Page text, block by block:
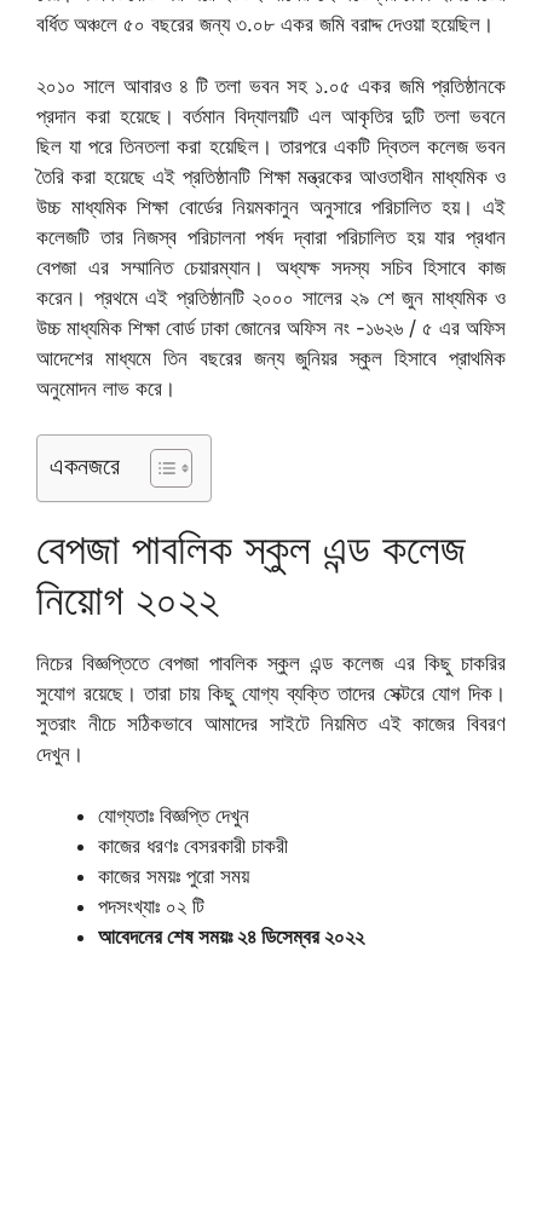
বর্ধিত অঞ্চলে ৫০ বছরের জন্য ৩.০৮ একর জমি বরাদ্দ দেওয়া হয়েছিল।
২০১০ সালে আবারও ৪ টি তলা ভবন সহ ১.০৫ একর জমি প্রতিষ্ঠানকে
প্রদান করা হয়েছে। বর্তমান বিদ্যালয়টি এল আকৃতির দুটি তলা ভবনে
ছিল যা পরে তিনতলা করা হয়েছিল। তারপরে একটি দ্বিতল কলেজ ভবন
তৈরি করা হয়েছে এই প্রতিষ্ঠানটি শিক্ষা মন্ত্রকের আওতাধীন মাধ্যমিক ও
উচ্চ মাধ্যমিক শিক্ষা বোর্ডের নিয়মকানুন অনুসারে পরিচালিত হয়। এই
কলেজটি তার নিজস্ব পরিচালনা পর্ষদ দ্বারা পরিচালিত হয় যার প্রধান
বেপজা এর সম্মানিত চেয়ারম্যান। অধ্যক্ষ সদস্য সচিব হিসাবে কাজ
করেন। প্রথমে এই প্রতিষ্ঠানটি ২০০০ সালের ২৯ শে জুন মাধ্যমিক ও
উচ্চ মাধ্যমিক শিক্ষা বোর্ড ঢাকা জোনের অফিস নং -১৬২৬ / ৫ এর অফিস
আদেশের মাধ্যমে তিন বছরের জন্য জুনিয়র স্কুল হিসাবে প্রাথমিক
অনুমোদন লাভ করে।
একনজরে
বেপজা পাবলিক স্কুল এন্ড কলেজ
নিয়োগ ২০২২
নিচের বিজ্ঞপ্তিতে বেপজা পাবলিক স্কুল এন্ড কলেজ এর কিছু চাকরির
সুযোগ রয়েছে। তারা চায় কিছু যোগ্য ব্যক্তি তাদের সেক্টরে যোগ দিক।
সুতরাং নীচে সঠিকভাবে আমাদের সাইটে নিয়মিত এই কাজের বিবরণ
দেখুন।
যোগ্যতাঃ বিজ্ঞপ্তি দেখুন
কাজের ধরণঃ বেসরকারী চাকরী
কাজের সময়ঃ পুরো সময়
পদসংখ্যাঃ ০২ টি
আবেদনের শেষ সময়ঃ ২৪ ডিসেম্বর ২০২২